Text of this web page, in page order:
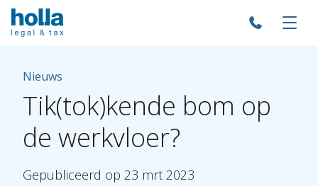
Nieuws
Tik(tok)kende bom op
de werkvloer?
Gepubliceerd op 23 mrt 2023